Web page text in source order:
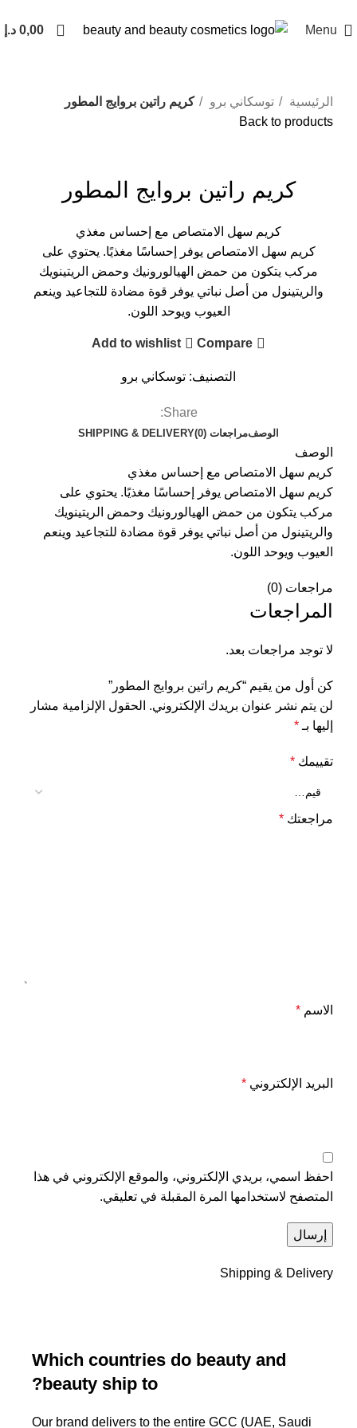
Menu
0,00 د.إ
الرئيسية توسكاني برو
كريم راتين بروايج المطور
Back to products
كريم راتين بروايج المطور
كريم سهل الامتصاص مع إحساس مغذي
كريم سهل الامتصاص يوفر إحساسًا مغذيًا. يحتوي على
مركب يتكون من حمض الهيالورونيك وحمض الريتينويك
والريتينول من أصل نباتي يوفر قوة مضادة للتجاعيد وينعم
العيوب ويوحد اللون.
Compare
Add to wishlist
التصنيف: توسكاني برو
Share:
الوصفمراجعات (0) SHIPPING & DELIVERY
الوصف
كريم سهل الامتصاص مع إحساس مغذي
كريم سهل الامتصاص يوفر إحساسًا مغذيًا. يحتوي على
مركب يتكون من حمض الهيالورونيك وحمض الريتينويك
والريتينول من أصل نباتي يوفر قوة مضادة للتجاعيد وينعم
العيوب ويوحد اللون.
مراجعات (0)
المراجعات
لا توجد مراجعات بعد.
كن أول من يقيم “كريم راتين بروايج المطور”
لن يتم نشر عنوان بريدك الإلكتروني. الحقول الإلزامية مشار
إليها بـ *
تقييمك *
مراجعتك *
الاسم *
البريد الإلكتروني *
احفظ اسمي، بريدي الإلكتروني، والموقع الإلكتروني في هذا
المتصفح لاستخدامها المرة المقبلة في تعليقي.
Shipping & Delivery
Which countries do beauty and
beauty ship to?
Our brand delivers to the entire GCC (UAE, Saudi